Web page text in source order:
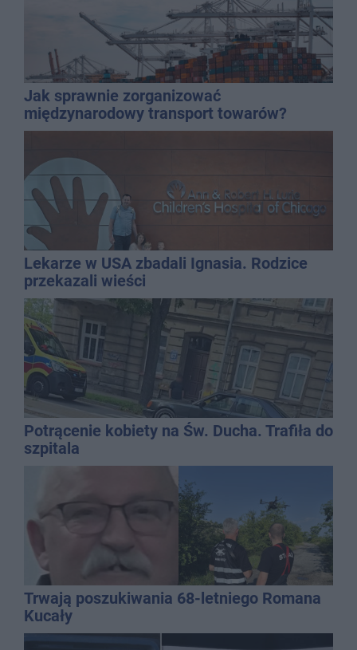
Jak sprawnie zorganizować
międzynarodowy transport towarów?
Lekarze w USA zbadali Ignasia. Rodzice
przekazali wieści
Potrącenie kobiety na Św. Ducha. Trafiła do
szpitala
Trwają poszukiwania 68-letniego Romana
Kucały